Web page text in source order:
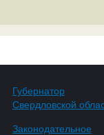
Губернатор
Свердловской
Законодательное